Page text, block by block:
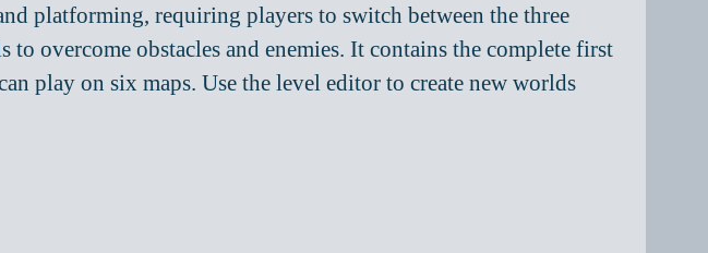
platforming, requiring players to switch between the three
to overcome obstacles and enemies. It contains the complete first
play on six maps. Use the level editor to create new worlds